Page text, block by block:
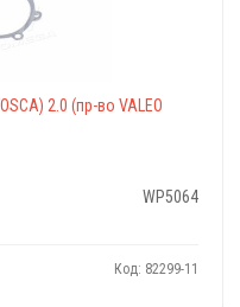
2.0 (пр-во VALEO
WP5064
Код: 82299-11